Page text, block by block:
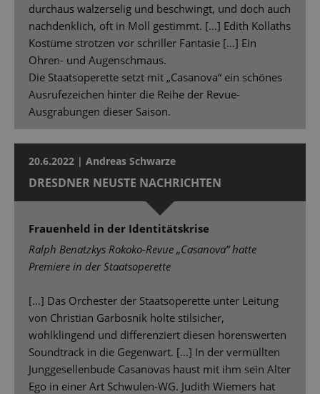
durchaus walzerselig und beschwingt, und doch auch
nachdenklich, oft in Moll gestimmt. […] Edith Kollaths
Kostüme strotzen vor schriller Fantasie […] Ein
Ohren- und Augenschmaus.
Die Staatsoperette setzt mit „Casanova“ ein schönes
Ausrufezeichen hinter die Reihe der Revue-
Ausgrabungen dieser Saison.
20.6.2022 | Andreas Schwarze
DRESDNER NEUSTE NACHRICHTEN
Frauenheld in der Identitätskrise
Ralph Benatzkys Rokoko-Revue „Casanova“ hatte
Premiere in der Staatsoperette
[…] Das Orchester der Staatsoperette unter Leitung
von Christian Garbosnik holte stilsicher,
wohlklingend und differenziert diesen hörenswerten
Soundtrack in die Gegenwart. […] In der vermüllten
Junggesellenbude Casanovas haust mit ihm sein Alter
Ego in einer Art Schwulen-WG. Judith Wiemers hat